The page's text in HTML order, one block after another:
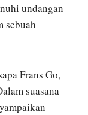
undangan
sebuah
Frans Go,
suasana